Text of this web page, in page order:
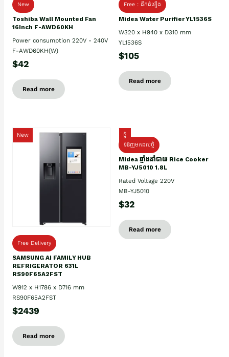
New
Toshiba Wall Mounted Fan
16Inch F-AWD60KH
Power consumption 220V - 240V
F-AWD60KH(W)
$42
Read more
Free : ដឹកដំឡើង
Midea Water Purifier YL1536S
W320 x H940 x D310 mm
YL1536S
$105
Read more
New
Free Delivery
SAMSUNG AI FAMILY HUB
REFRIGERATOR 631L
RS90F65A2FST
W912 x H1786 x D716 mm
RS90F65A2FST
$2439
Read more
ថ្មី
ទំនិញមកដល់ថ្មិ
Midea ឆ្នាំងដាំបាយ Rice Cooker
MB-YJ5010 1.8L
Rated Voltage 220V
MB-YJ5010
$32
Read more